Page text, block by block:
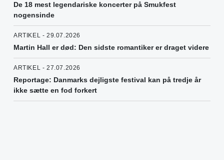
De 18 mest legendariske koncerter på Smukfest
nogensinde
ARTIKEL - 29.07.2026
Martin Hall er død: Den sidste romantiker er draget videre
ARTIKEL - 27.07.2026
Reportage: Danmarks dejligste festival kan på tredje år
ikke sætte en fod forkert